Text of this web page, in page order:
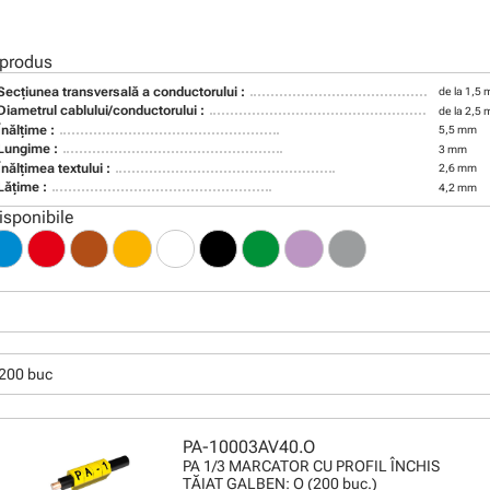
transversală a conductorului : de la 1,5
cablului/conductorului : de la 2,5
: 5,5 mm
: 3 mm
textului : 2,6 mm
: 4,2 mm
buc
PA-10003AV40.O
PA 1/3 MARCATOR CU PROFIL ÎNCHIS
TĂIAT GALBEN: O (200 buc.)